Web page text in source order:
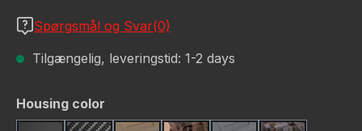
Spørgsmål og Svar(0)
Tilgængelig, leveringstid: 1-2 days
Vælg
Housing color